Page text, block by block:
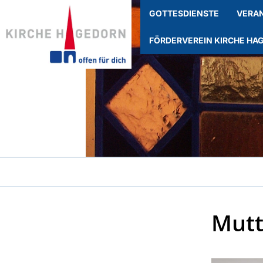
GOTTESDIENSTE
FÖRDERVEREIN KIRCHE